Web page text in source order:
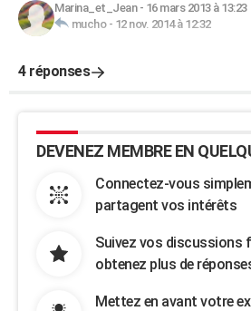
Marina_et_Jean- 16 mars 2013 à 13:23
mucho- 12 nov. 2014 à 12:32
4 réponses
DEVENEZ MEMBRE EN
Connectez-vous
partagent vos intérêts
Suivez vos discussions
obtenez plus de
Mettez en avant votre